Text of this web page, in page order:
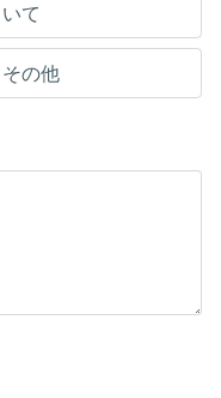
いて
その他